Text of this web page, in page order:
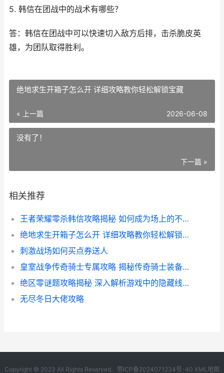
5. 韩信在团战中的战术有哪些？
答：韩信在团战中可以快速切入敌方后排，击杀脆皮英
雄，为团队取得胜利。
绝地求生开箱子怎么开 详细攻略教你轻松解锁宝藏
« 上一篇 2026-06-08
没有了！
下一篇 »
相关推荐
王者荣耀零杀韩信攻略揭秘 如何成为场上的不败英雄
绝地求生开箱子怎么开 详细攻略教你轻松解锁宝藏
刺激战场如何买点券送人
皇室战争传奇骑士专属攻略 揭秘传奇骑士装备与战斗力
绝区零谜题攻略揭秘 深入解析游戏中的隐藏线索与谜题解答
无尽冬日大佬攻略
Copyright © 2023 All Rights Reserved. 鄂ICP备2024071234号-40 XML地图